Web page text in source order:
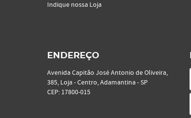
Indique nossa Loja
ENDEREÇO
Avenida Capitão José Antonio de Oliveira,
385, Loja-Centro, Adamantina-SP
CEP: 17800-015